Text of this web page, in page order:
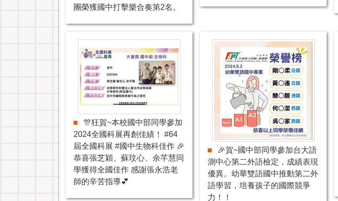
團榮獲國中打擊樂合奏第2名。
🎊狂賀~本校國中部同學參加
2024全國科展再創佳績！ #64
屆全國科展 #國中生物科佳作 🎉
恭喜張芝穎、蘇玟心、余芊慧同
學獲得全國佳作 感謝張永浩老
師的辛苦指導💕
🎉賀~國中部同學參加台大語
測中心第二外語檢定，成績表現
優異。幼華雙語國中推動第二外
語學習，培養孩子的國際競爭
力！！